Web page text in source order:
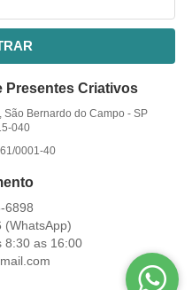
Presentes Criativos
São Bernardo do Campo -SP
040
0001-40
6898
(WhatsApp)
8:30 as 16:00